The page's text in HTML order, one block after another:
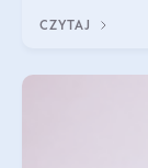
CZYTAJ